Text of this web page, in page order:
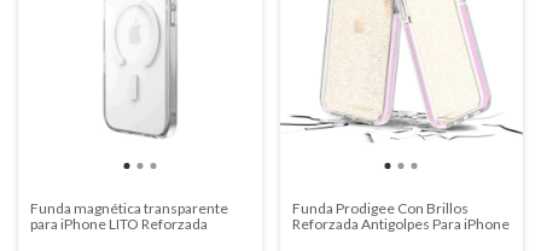
Funda magnética transparente
para iPhone LITO Reforzada
Funda Prodigee Con Brillos
Reforzada Antigolpes Para iPhone